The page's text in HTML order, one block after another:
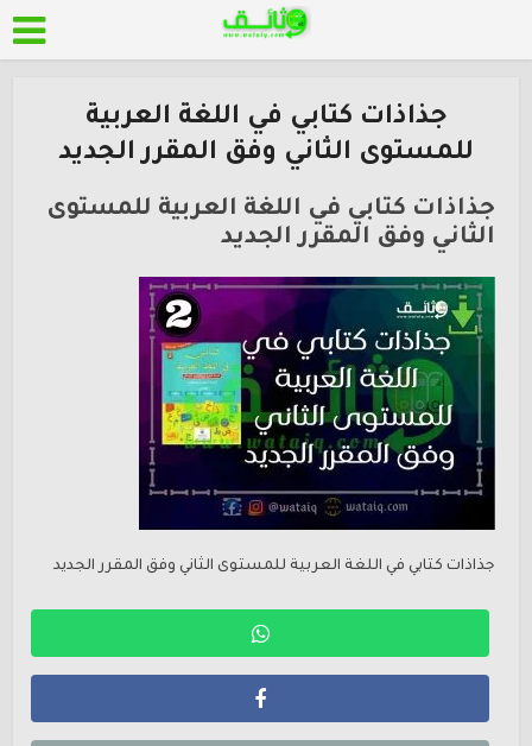
جذاذات كتابي في اللغة العربية
للمستوى الثاني وفق المقرر الجديد
جذاذات كتابي في اللغة العربية للمستوى
الثاني وفق المقرر الجديد
جذاذات كتابي في اللغة العربية للمستوى الثاني وفق المقرر الجديد